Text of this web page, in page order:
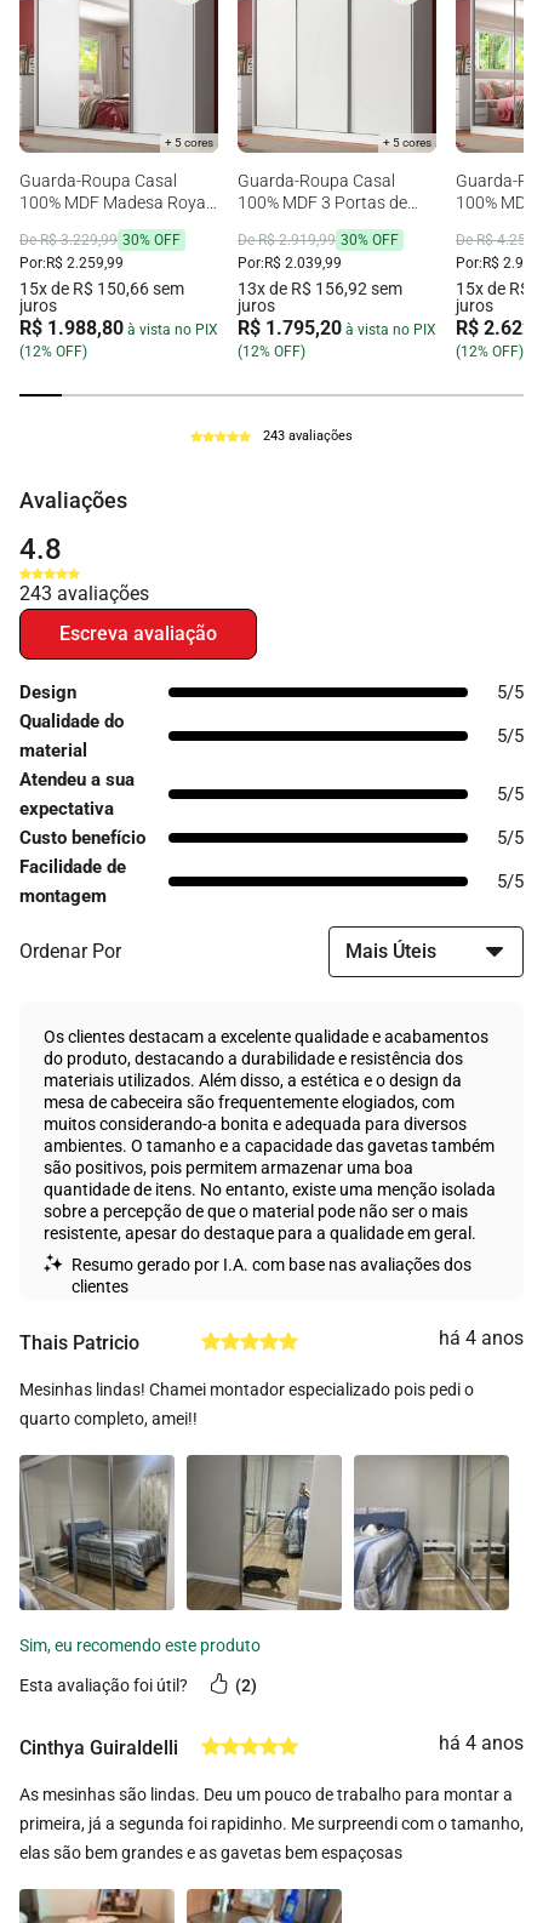
+ 5 cores
Guarda-Roupa Casal
100% MDF Madesa Royale
3 Portas de Correr com
Espelho Branco
De R$ 3.229,99 30% OFF
Por: R$ 2.259,99
15x de R$ 150,66 sem
juros
R$ 1.988,80 à vista no PIX
(12% OFF)
+ 5 cores
Guarda-Roupa Casal
100% MDF 3 Portas de
Correr Branco Royale
Madesa
De R$ 2.919,99 30% OFF
Por: R$ 2.039,99
13x de R$ 156,92 sem
juros
R$ 1.795,20 à vista no PIX
(12% OFF)
Guarda-
100% MDF
Royale
De R$
Por: R$
15x de R$
juros
R$
(12% OFF)
243 avaliações
Avaliações
4.8
243 avaliações
Design
5/5
Qualidade do
material
5/5
Atendeu a sua
expectativa
5/5
Custo benefício
5/5
Facilidade de
montagem
5/5
Ordenar Por
Os clientes destacam a excelente qualidade e acabamentos
do produto, destacando a durabilidade e resistência dos
materiais utilizados. Além disso, a estética e o design da
mesa de cabeceira são frequentemente elogiados, com
muitos considerando-a bonita e adequada para diversos
ambientes. O tamanho e a capacidade das gavetas também
são positivos, pois permitem armazenar uma boa
quantidade de itens. No entanto, existe uma menção isolada
sobre a percepção de que o material pode não ser o mais
resistente, apesar do destaque para a qualidade em geral.
Resumo gerado por I.A. com base nas avaliações dos
clientes
Thais Patricio há 4 anos
Mesinhas lindas! Chamei montador especializado pois pedi o
quarto completo, amei!!
esta avaliação foi útil? 2
Cinthya Guiraldelli há 4 anos
As mesinhas são lindas. Deu um pouco de trabalho para montar a
primeira, já a segunda foi rapidinho. Me surpreendi com o tamanho,
elas são bem grandes e as gavetas bem espaçosas